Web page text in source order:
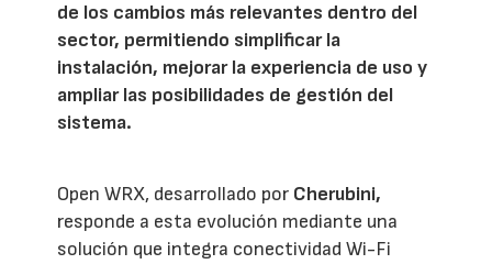
de los cambios más relevantes dentro del
sector, permitiendo simplificar la
instalación, mejorar la experiencia de uso y
ampliar las posibilidades de gestión del
sistema.
Open WRX, desarrollado por Cherubini,
responde a esta evolución mediante una
solución que integra conectividad Wi-Fi